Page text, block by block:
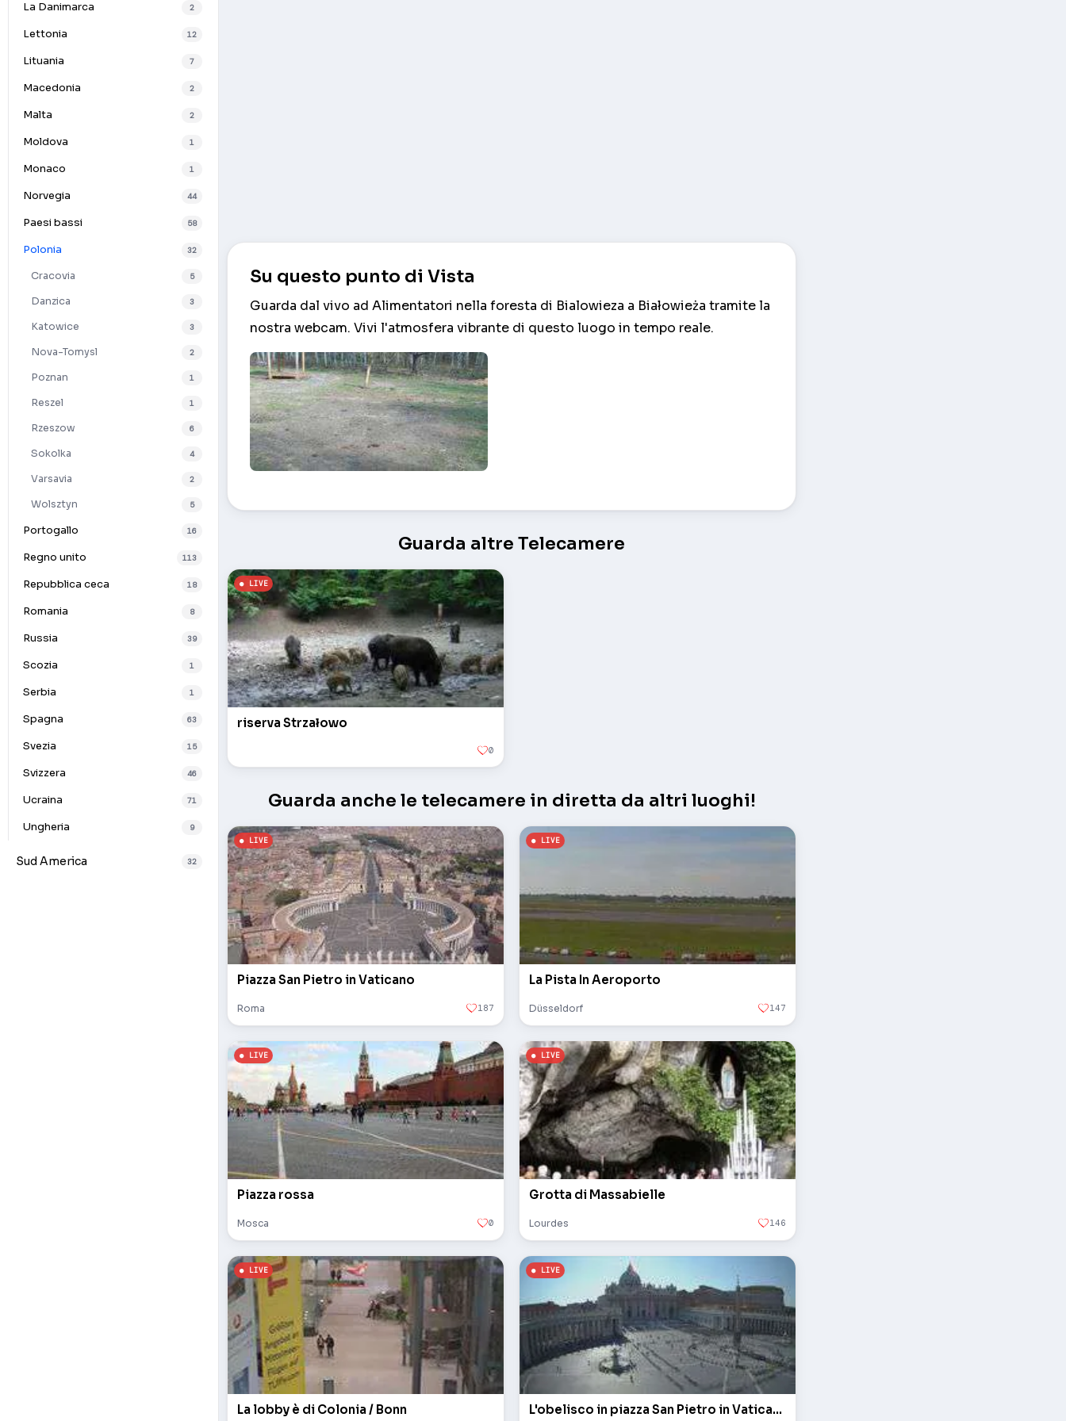
La Danimarca 2
Lettonia 12
Lituania 7
Macedonia 2
Malta 2
Moldova 1
Monaco 1
Norvegia 44
Paesi bassi 58
Polonia 32
Cracovia 5
Danzica 3
Katowice 3
Nova-Tomysl 2
Poznan 1
Reszel 1
Rzeszow 6
Sokolka 4
Varsavia 2
Wolsztyn 5
Portogallo 16
Regno unito 113
Repubblica ceca 18
Romania 8
Russia 39
Scozia 1
Serbia 1
Spagna 63
Svezia 15
Svizzera 46
Ucraina 71
Ungheria 9
Sud America 32
Su questo punto di Vista
Guarda dal vivo ad Alimentatori nella foresta di Bialowieza a Białowieża tramite la
nostra webcam. Vivi l'atmosfera vibrante di questo luogo in tempo reale.
Guarda altre Telecamere
riserva Strzałowo
0
Guarda anche le telecamere in diretta da altri luoghi!
Piazza San Pietro in Vaticano
Roma 187
La Pista In Aeroporto
Düsseldorf 147
Piazza rossa
Mosca 0
Grotta di Massabielle
Lourdes 146
La lobby è di Colonia / Bonn L'obelisco in piazza San Pietro in Vaticano